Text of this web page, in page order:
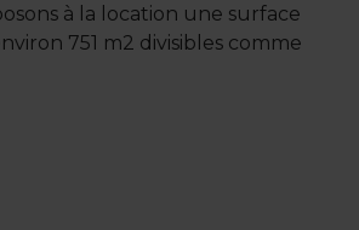
à la location une surface
751 m2 divisibles comme